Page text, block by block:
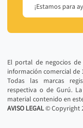
¡Estamos para
El portal de negocios de
información comercial de
Todas las marcas
respectiva o de Gurú.
material contenido en
AVISO LEGAL© Copyright